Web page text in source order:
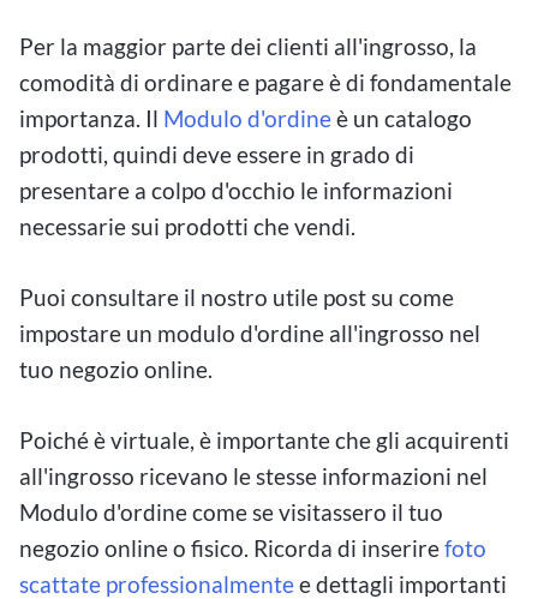
Per la maggior parte dei clienti all'ingrosso, la
comodità di ordinare e pagare è di fondamentale
importanza. Il Modulo d'ordineè un catalogo
prodotti, quindi deve essere in grado di
presentare a colpo d'occhio le informazioni
necessarie sui prodotti che vendi.
Puoi consultare il nostro utile post su come
impostare un modulo d'ordine all'ingrosso nel
tuo negozio online.
Poiché è virtuale, è importante che gli acquirenti
all'ingrosso ricevano le stesse informazioni nel
Modulo d'ordine come se visitassero il tuo
negozio online o fisico. Ricorda di inserirefoto
scattate professionalmentee dettagli importanti